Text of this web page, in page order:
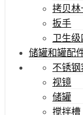
拷贝林
扳手
卫生级
储罐和罐配
不锈钢
视镜
储罐
搅拌槽